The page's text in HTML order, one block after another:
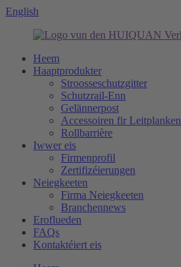
English
Heem
Haaptprodukter
Stroosseschutzgitter
Schutzrail-Enn
Gelännerpost
Accessoiren fir Leitplanken
Rollbarrière
Iwwer eis
Firmenprofil
Zertifizéierungen
Neiegkeeten
Firma Neiegkeeten
Branchennews
Eroflueden
FAQs
Kontaktéiert eis